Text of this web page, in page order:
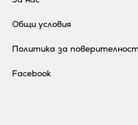
Общи условия
Политика за поверителност
Facebook